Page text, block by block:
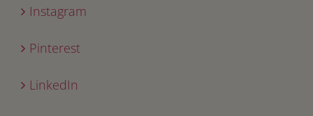
Instagram
Pinterest
LinkedIn